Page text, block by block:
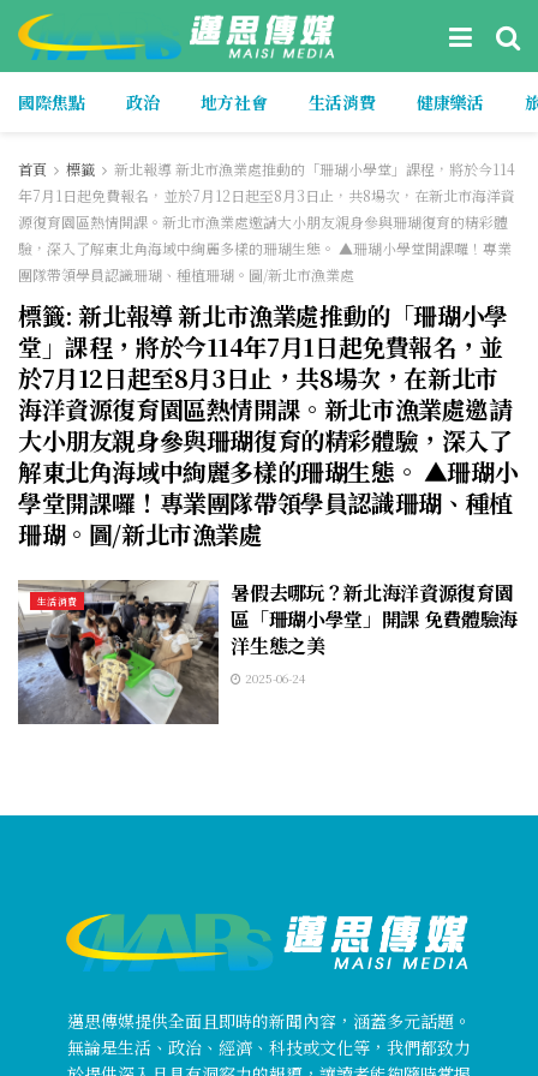
國際焦點 政治 地方社會 生活消費 健康樂活
首頁 標籤
新北報導 新北市漁業處推動的「珊瑚小學堂」課程，將於今114
年7月1日起免費報名，並於7月12日起至8月3日止，共8場次，在新北市海洋資
源復育園區熱情開課。新北市漁業處邀請大小朋友親身參與珊瑚復育的精彩體
驗，深入了解東北角海域中絢麗多樣的珊瑚生態。 ▲珊瑚小學堂開課囉！專業
團隊帶領學員認識珊瑚、種植珊瑚。圖/新北市漁業處
標籤:新北報導 新北市漁業處推動的「珊瑚小學
堂」課程，將於今114年7月1日起免費報名，並
於7月12日起至8月3日止，共8場次，在新北市
海洋資源復育園區熱情開課。新北市漁業處邀請
大小朋友親身參與珊瑚復育的精彩體驗，深入了
解東北角海域中絢麗多樣的珊瑚生態。 ▲珊瑚小
學堂開課囉！專業團隊帶領學員認識珊瑚、種植
珊瑚。圖/新北市漁業處
生活消費
暑假去哪玩？新北海洋資源復育園
區「珊瑚小學堂」開課 免費體驗海
洋生態之美
2025-06-24
邁思傳媒提供全面且即時的新聞內容，涵蓋多元話題。
無論是生活、政治、經濟、科技或文化等，我們都致力